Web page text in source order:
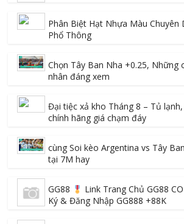
Phân Biệt Hạt Nhựa Màu Chuyên
Phổ Thông
Chọn Tây Ban Nha +0.25, Những
nhân đáng xem
Đại tiệc xả kho Tháng 8 – Tủ
chính hãng giá chạm đáy
cùng Soi kèo Argentina vs Tây
tại 7M hay
GG88
Link Trang Chủ GG88
Ký & Đăng Nhập GG888 +88K